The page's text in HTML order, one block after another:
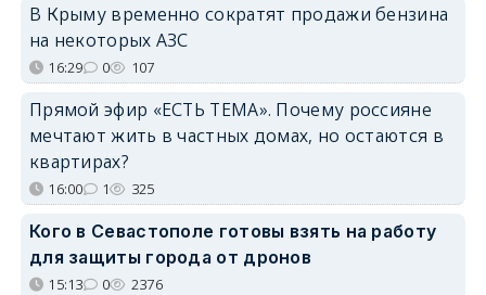
В Крыму временно сократят продажи бензина
на некоторых АЗС
16:29 0 107
Прямой эфир «ЕСТЬ ТЕМА». Почему россияне
мечтают жить в частных домах, но остаются в
квартирах?
16:00 1 325
Кого в Севастополе готовы взять на работу
для защиты города от дронов
15:13 0 2376